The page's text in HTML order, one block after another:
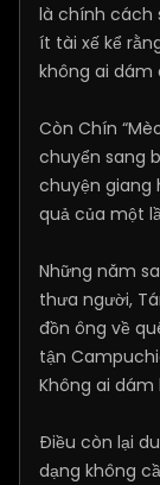
là chính cách
ít tài xế kể
không ai dám
Còn Chín
chuyển sang
chuyện giang
quả của một
Những năm
thưa người,
đồn ông về
tận
Không ai dám
Điều còn lại
dạng không